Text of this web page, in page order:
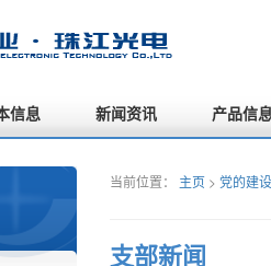
信息 新闻资讯 产品信
当前位置： 主页 > 党的建设
支部新闻